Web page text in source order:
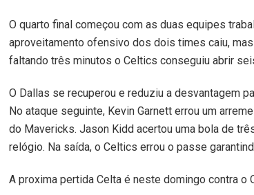
O quarto final começou com as duas equipes
aproveitamento ofensivo dos dois times caiu,
faltando três minutos o Celtics conseguiu abrir
O Dallas se recuperou e reduziu a desvantagem
No ataque seguinte, Kevin Garnett errou um
do Mavericks. Jason Kidd acertou uma bola de
relógio. Na saída, o Celtics errou o passe
A proxima pertida Celta é neste domingo contra o